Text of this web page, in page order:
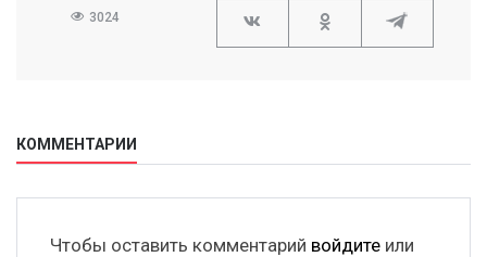
3024
КОММЕНТАРИИ
Чтобы оставить комментарий войдите или